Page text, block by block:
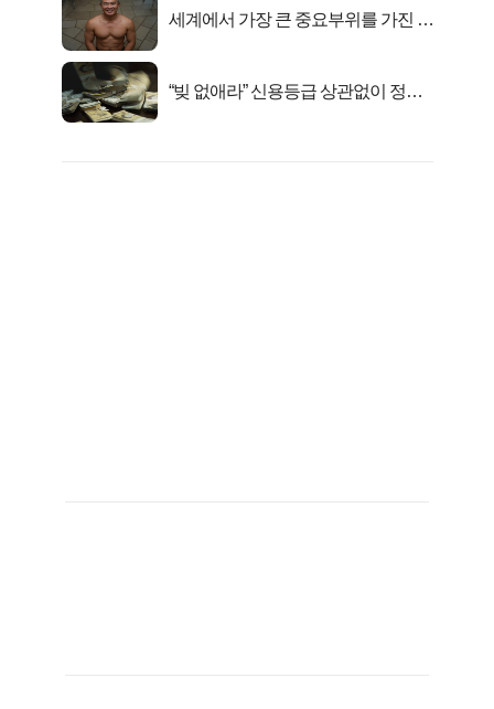
세계에서 가장 큰 중요부위를 가진 남
“빚 없애라” 신용등급 상관없이 정부